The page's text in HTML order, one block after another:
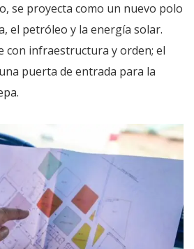
se proyecta como un nuevo polo
el petróleo y la energía solar.
con infraestructura y orden; el
puerta de entrada para la